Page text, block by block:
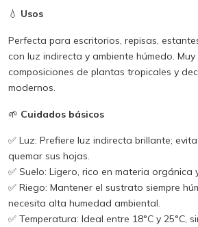
💧 Usos
Perfecta para escritorios, repisas,
con luz indirecta y ambiente húmedo.
composiciones de plantas tropicales y
modernos.
🌱 Cuidados básicos
✅ Luz: Prefiere luz indirecta brillante;
quemar sus hojas.
✅ Suelo: Ligero, rico en materia orgánica
✅ Riego: Mantener el sustrato siempre
necesita alta humedad ambiental.
✅ Temperatura: Ideal entre 18°C y 25°C,